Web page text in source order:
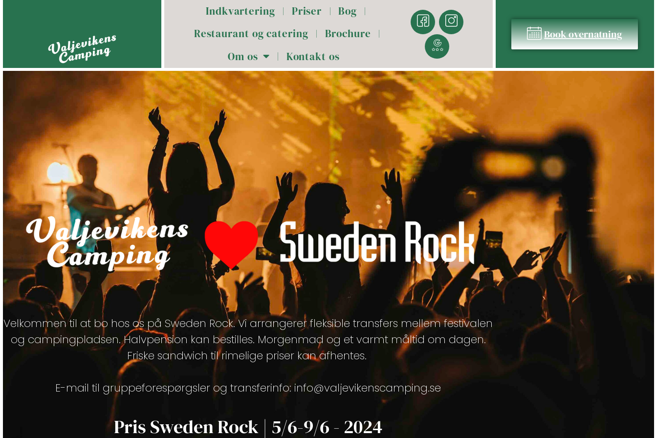
Indkvartering Priser
Bog
Restaurant og catering
Brochure
Om os
Kontakt os
Book overnatning
Velkommen til at bo hos os på Sweden Rock. Vi arrangerer fleksible transfers mellem festivalen
og campingpladsen. Halvpension kan bestilles. Morgenmad og et varmt måltid om dagen.
Friske sandwich til rimelige priser kan afhentes.
E-mail til gruppeforespørgsler og transferinfo: info@valjevikenscamping.se
Pris Sweden Rock | 5/6-9/6 - 2024